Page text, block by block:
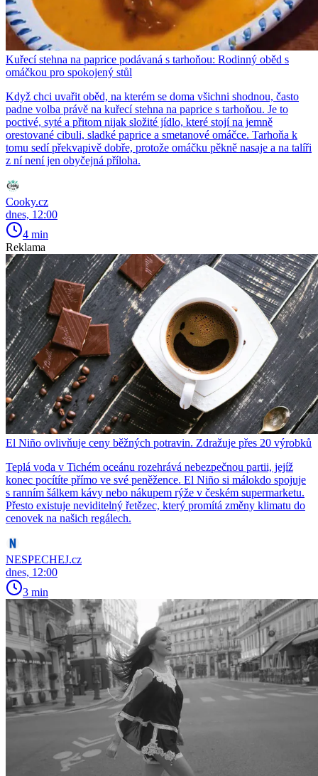
Kuřecí stehna na paprice podávaná s tarhoňou: Rodinný oběd s
omáčkou pro spokojený stůl
Když chci uvařit oběd, na kterém se doma všichni shodnou, často
padne volba právě na kuřecí stehna na paprice s tarhoňou. Je to
poctivé, syté a přitom nijak složité jídlo, které stojí na jemně
orestované cibuli, sladké paprice a smetanové omáčce. Tarhoňa k
tomu sedí překvapivě dobře, protože omáčku pěkně nasaje a na talíři
z ní není jen obyčejná příloha.
Cooky.cz
dnes, 12:00
4 min
Reklama
El Niño ovlivňuje ceny běžných potravin. Zdražuje přes 20 výrobků
Teplá voda v Tichém oceánu rozehrává nebezpečnou partii, jejíž
konec pocítíte přímo ve své peněžence. El Niño si málokdo spojuje
s ranním šálkem kávy nebo nákupem rýže v českém supermarketu.
Přesto existuje neviditelný řetězec, který promítá změny klimatu do
cenovek na našich regálech.
NESPECHEJ.cz
dnes, 12:00
3 min